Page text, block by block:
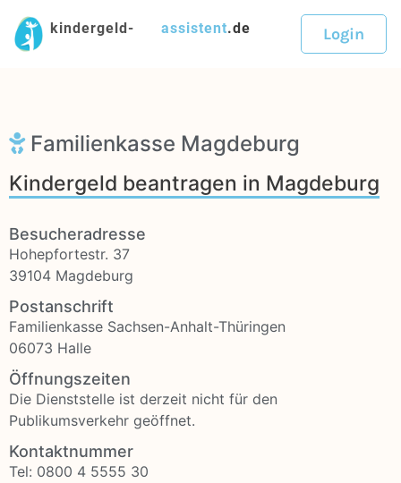
kindergeld- assistent.de Login
Familienkasse Magdeburg
Kindergeld beantragen in Magdeburg
Besucheradresse
Hohepfortestr. 37
39104 Magdeburg
Postanschrift
Familienkasse Sachsen-Anhalt-Thüringen
06073 Halle
Öffnungszeiten
Die Dienststelle ist derzeit nicht für den
Publikumsverkehr geöffnet.
Kontaktnummer
Tel: 0800 4 5555 30